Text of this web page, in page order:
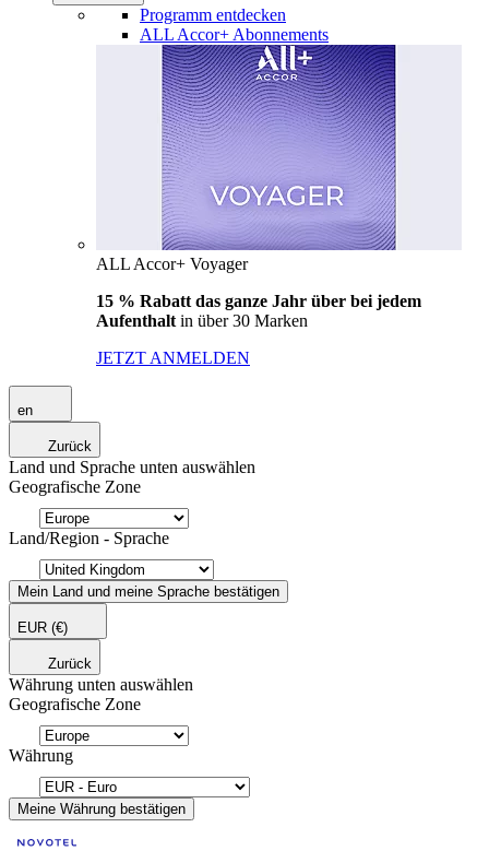
Programm entdecken
ALL Accor+ Abonnements
ALL Accor+ Voyager
15 % Rabatt das ganze Jahr über bei jedem
Aufenthalt in über 30 Marken
JETZT ANMELDEN
en
Zurück
Land und Sprache unten auswählen
Geografische Zone
Land/Region - Sprache
Mein Land und meine Sprache bestätigen
EUR (€)
Zurück
Währung unten auswählen
Geografische Zone
Währung
Meine Währung bestätigen